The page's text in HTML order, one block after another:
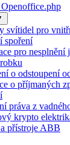
svítidel pro
spoření
pro nesplnění
o odstoupení
o příjmaných
práva z
krypto
přístroje ABB